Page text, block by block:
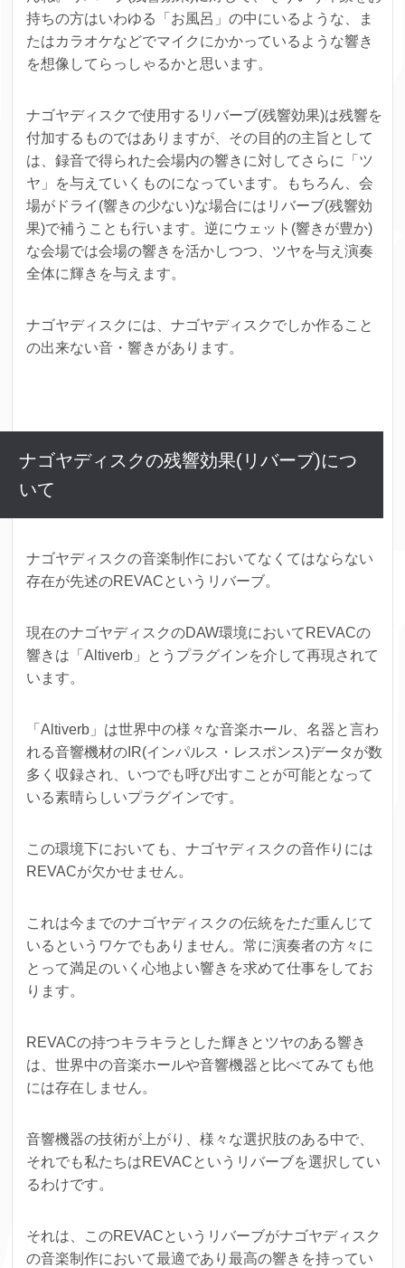
持ちの方はいわゆる「お風呂」の中にいるような、ま
たはカラオケなどでマイクにかかっているような響き
を想像してらっしゃるかと思います。
ナゴヤディスクで使用するリバーブ(残響効果)は残響を
付加するものではありますが、その目的の主旨として
は、録音で得られた会場内の響きに対してさらに「ツ
ヤ」を与えていくものになっています。
もちろん、会
場がドライ(響きの少ない)な場合にはリバーブ(残響効
果)で補うことも行います。逆にウェット(響きが豊か)
な会場では会場の響きを活かしつつ、ツヤを与え演奏
全体に輝きを与えます。
ナゴヤディスクには、ナゴヤディスクでしか作ること
の出来ない音・響きがあります。
ナゴヤディスクの残響効果(リバーブ)につ
いて
ナゴヤディスクの音楽制作においてなくてはならない
存在が先述のREVACというリバーブ。
現在のナゴヤディスクのDAW環境においてREVACの
響きは「Altiverb」とうプラグインを介して再現されて
います。
「Altiverb」は世界中の様々な音楽ホール、名器と言わ
れる音響機材のIR(インパルス・レスポンス)データが数
多く収録され、いつでも呼び出すことが可能となって
いる素晴らしいプラグインです。
この環境下においても、ナゴヤディスクの音作りには
REVACが欠かせません。
これは今までのナゴヤディスクの伝統をただ重んじて
いるというワケでもありません。常に演奏者の方々に
とって満足のいく心地よい響きを求めて仕事をしてお
ります。
REVACの持つキラキラとした輝きとツヤのある響き
は、世界中の音楽ホールや音響機器と比べてみても他
には存在しません。
音響機器の技術が上がり、様々な選択肢のある中で、
それでも私たちはREVACというリバーブを選択してい
るわけです。
それは、このREVACというリバーブがナゴヤディスク
の音楽制作において最適であり最高の響きを持ってい